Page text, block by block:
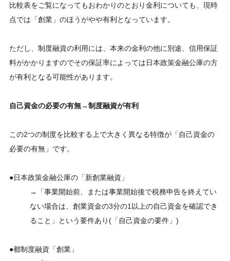
比較表をご覧になってもおわかりのとおり金利についても、現時
点では「創業」のほうがやや有利となっています。
ただし、制度融資の利用には、本来の金利の他に別途、信用保証
料がかかりますのでその保証率によっては日本政策金融公庫の方
が有利となる可能性があります。
自己資金の必要の有無→制度融資が有利
この2つの制度を比較する上で大きく異なる特徴が「自己資金の
必要の有無」です。
●日本政策金融公庫の「新創業融資」
→「事業開始前、または事業開始後で税務申告を終えてい
ない場合は、創業資金の3分の1以上の自己資金を確認でき
ること」という要件あり(「自己資金の要件」)
●都制度融資「創業」